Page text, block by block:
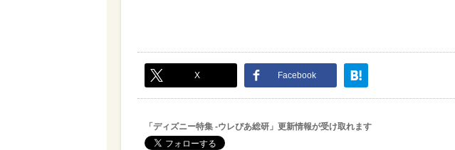
X Facebook
「ディズニー特集 -ウレぴあ総研」更新情報が受け取れます